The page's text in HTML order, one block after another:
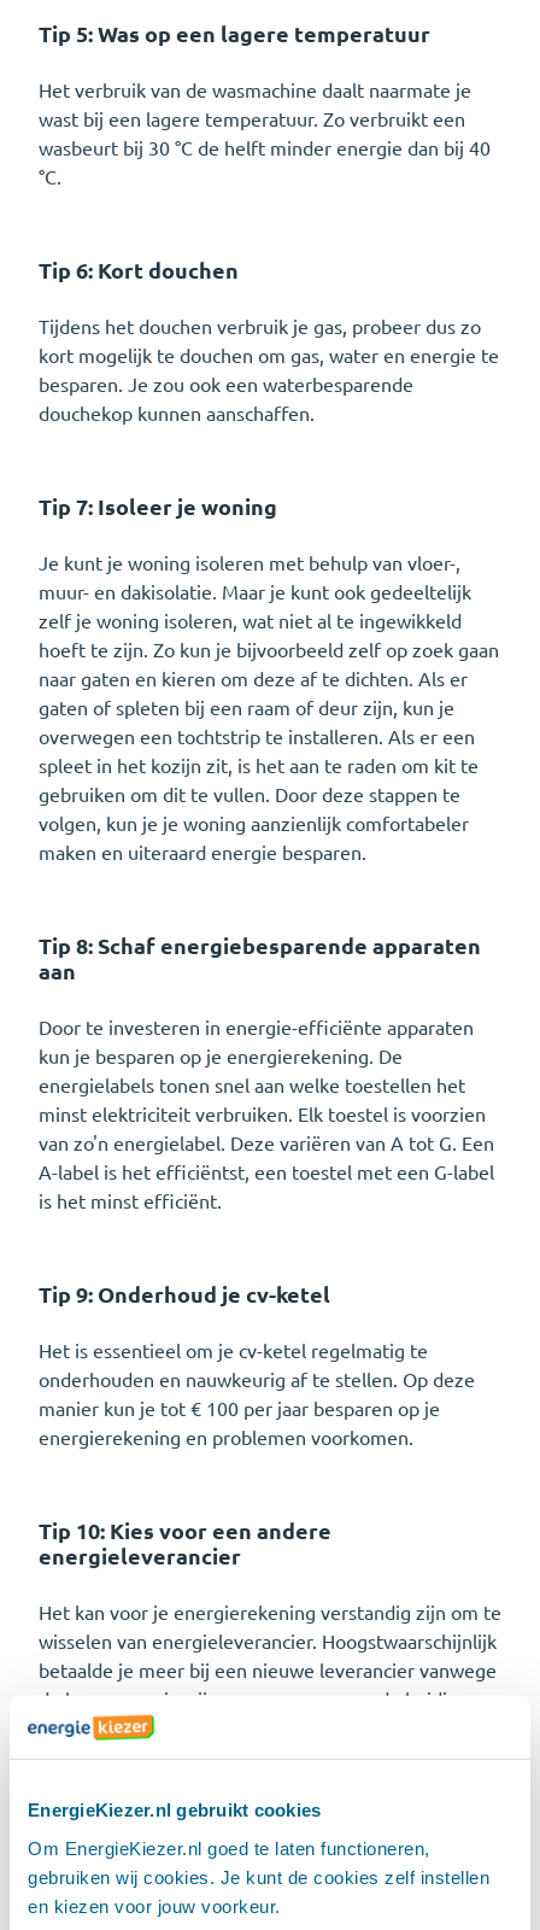
EnergieKiezer.nl gebruikt cookies
Om EnergieKiezer.nl goed te laten functioneren,
gebruiken wij cookies. Je kunt de cookies zelf instellen
en kiezen voor jouw voorkeur.
Tip 5: Was op een lagere temperatuur
Het verbruik van de wasmachine daalt naarmate je
wast bij een lagere temperatuur. Zo verbruikt een
wasbeurt bij 30 °C de helft minder energie dan bij 40
°C.
Tip 6: Kort douchen
Tijdens het douchen verbruik je gas, probeer dus zo
kort mogelijk te douchen om gas, water en energie te
besparen. Je zou ook een waterbesparende
douchekop kunnen aanschaffen.
Tip 7: Isoleer je woning
Je kunt je woning isoleren met behulp van vloer-,
muur- en dakisolatie. Maar je kunt ook gedeeltelijk
zelf je woning isoleren, wat niet al te ingewikkeld
hoeft te zijn. Zo kun je bijvoorbeeld zelf op zoek gaan
naar gaten en kieren om deze af te dichten. Als er
gaten of spleten bij een raam of deur zijn, kun je
overwegen een tochtstrip te installeren. Als er een
spleet in het kozijn zit, is het aan te raden om kit te
gebruiken om dit te vullen. Door deze stappen te
volgen, kun je je woning aanzienlijk comfortabeler
maken en uiteraard energie besparen.
Tip 8: Schaf energiebesparende apparaten
aan
Door te investeren in energie-efficiënte apparaten
kun je besparen op je energierekening. De
energielabels tonen snel aan welke toestellen het
minst elektriciteit verbruiken. Elk toestel is voorzien
van zo'n energielabel. Deze variëren van A tot G. Een
A-label is het efficiëntst, een toestel met een G-label
is het minst efficiënt.
Tip 9: Onderhoud je cv-ketel
Het is essentieel om je cv-ketel regelmatig te
onderhouden en nauwkeurig af te stellen. Op deze
manier kun je tot € 100 per jaar besparen op je
energierekening en problemen voorkomen.
Tip 10: Kies voor een andere
energieleverancier
Het kan voor je energierekening verstandig zijn om te
wisselen van energieleverancier. Hoogstwaarschijnlijk
betaalde je meer bij een nieuwe leverancier vanwege
de hoge energieprijzen, maar vanwege de huidige
lage gasprijzen, zijn er energiemaatschappijen die nu
goedkopere tarieven hanteren.
Wat zijn de voordelen van
energie besparen?